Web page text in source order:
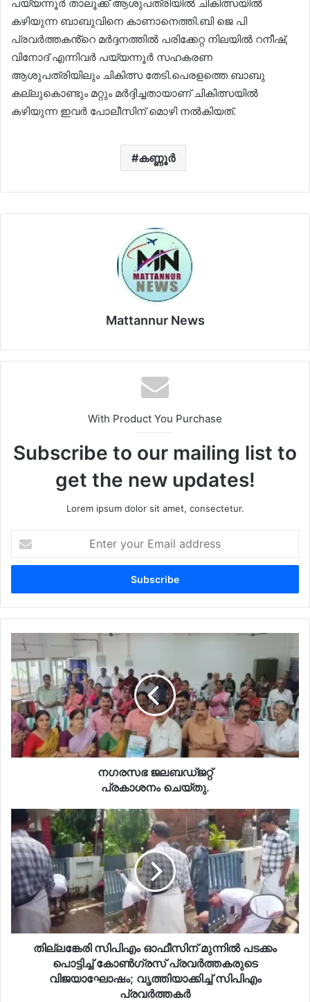
പയ്യന്നൂര്‍ താലൂക്ക് ആശുപത്രിയില്‍ ചികിത്സയില്‍
കഴിയുന്ന ബാബുവിനെ കാണാനെത്തി.ബി ജെ പി
പ്രവർത്തകൻ്റെ മർദ്ദനത്തിൽ പരിക്കേറ്റ നിലയിൽ റനീഷ്,
വിനോദ് എന്നിവര്‍ പയ്യന്നൂര്‍ സഹകരണ
ആശുപത്രിയിലും ചികിത്സ തേടി.പെരളത്തെ ബാബു
കല്ലുകൊണ്ടും മറ്റും മര്‍ദ്ദിച്ചതായാണ് ചികിത്സയില്‍
കഴിയുന്ന ഇവര്‍ പോലീസിന് മൊഴി നൽകിയത്.
കണ്ണൂർ
Mattannur News
With Product You Purchase
Subscribe to our mailing list to
get the new updates!
Lorem ipsum dolor sit amet, consectetur.
your
Email
നഗരസഭ ജലബഡ്ജറ്റ്
പ്രകാശനം ചെയ്തു.
തില്ലങ്കേരി സിപിഎം ഓഫീസിന് മുന്നിൽ പടക്കം
പൊട്ടിച്ച് കോൺഗ്രസ് പ്രവർത്തകരുടെ
വിജയാഘോഷം; വൃത്തിയാക്കിച്ച് സിപിഎം
പ്രവർത്തകർ